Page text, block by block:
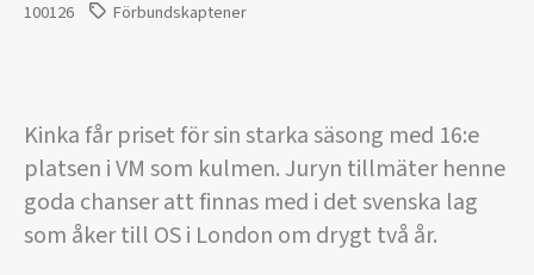
100126 Förbundskaptener
Kinka får priset för sin starka säsong med 16:e
platsen i VM som kulmen. Juryn tillmäter henne
goda chanser att finnas med i det svenska lag
som åker till OS i London om drygt två år.